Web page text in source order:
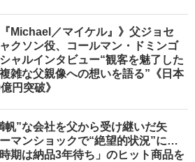
『Michael／マイケル』》父ジョセ
クソン役、コールマン・ドミンゴ
ャルインタビュー“観客を魅了した
雑な父親像への想いを語る”《日本
円突破》
帆”な会社を父から受け継いだ矢
マンショックで“絶望的状況”に…
期は納品3年待ち」のヒット商品を